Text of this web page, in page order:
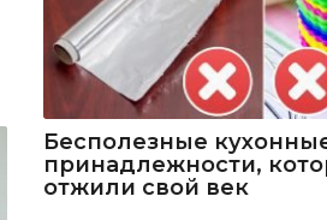
Бесполезные
принадлежности,
отжили свой век